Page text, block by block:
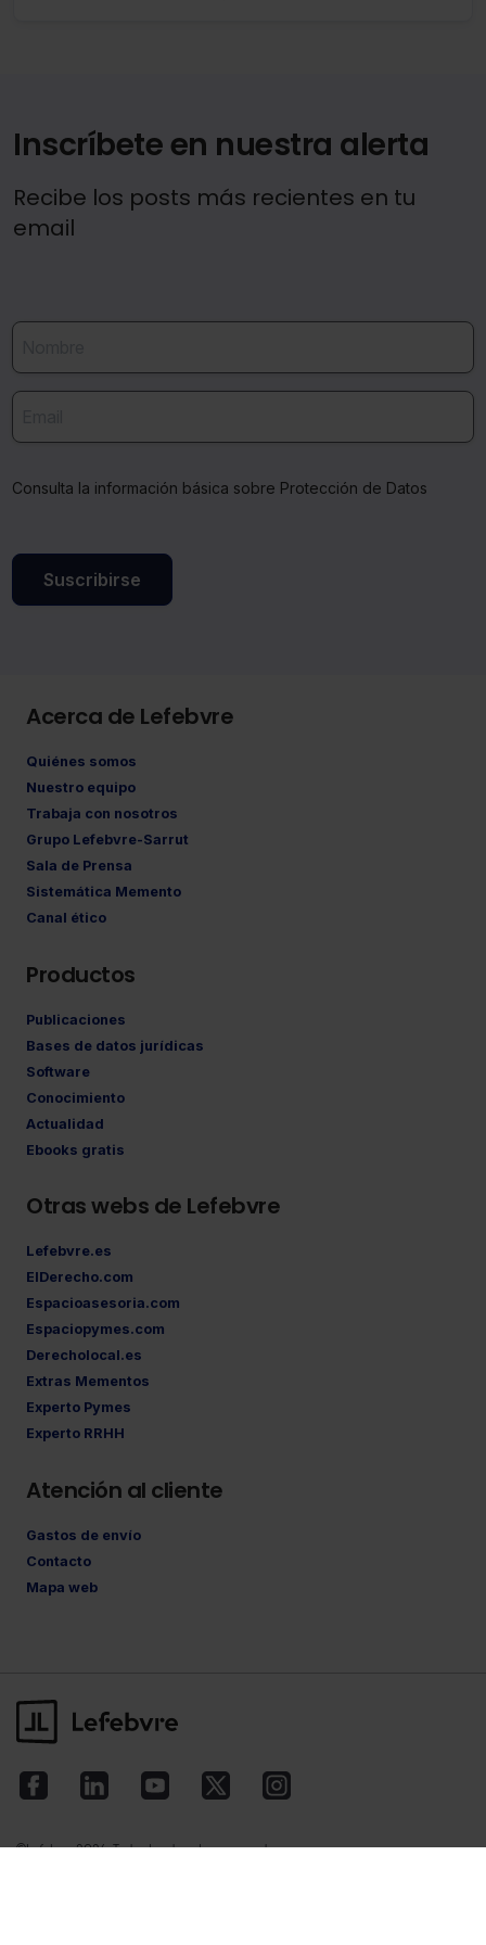
Inscríbete en nuestra alerta
Recibe los posts más recientes en tu
email
Consulta la información básica sobre Protección de Datos
Suscribirse
Acerca de Lefebvre
Quiénes somos
Nuestro equipo
Trabaja con nosotros
Grupo Lefebvre-Sarrut
Sala de Prensa
Sistemática Memento
Canal ético
Productos
Publicaciones
Bases de datos jurídicas
Software
Conocimiento
Actualidad
Ebooks gratis
Otras webs de Lefebvre
Lefebvre.es
ElDerecho.com
Espacioasesoria.com
Espaciopymes.com
Derecholocal.es
Extras Mementos
Experto Pymes
Experto RRHH
Atención al cliente
Gastos de envío
Contacto
Mapa web
©Lefebvre2026. Todos los derechos reservados.